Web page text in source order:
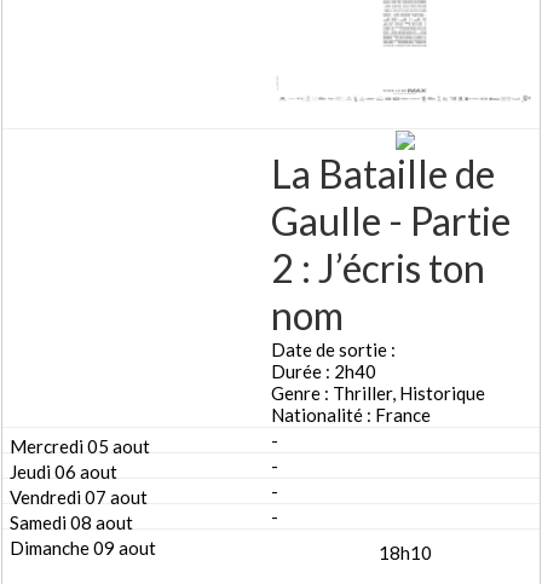
La Bataille de
Gaulle - Partie
2 : J’écris ton
nom
Date de sortie :
Durée : 2h40
Genre : Thriller, Historique
Nationalité : France
-
-
-
-
18h10